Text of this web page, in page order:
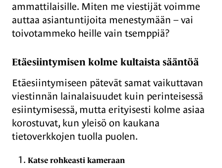
ammattilaisille. Miten me viestijät voimme
auttaa asiantuntijoita menestymään – vai
toivotammeko heille vain tsemppiä?
Etäesiintymisen kolme kultaista sääntöä
Etäesiintymiseen pätevät samat vaikuttavan
viestinnän lainalaisuudet kuin perinteisessä
esiintymisessä, mutta erityisesti kolme asiaa
korostuvat, kun yleisö on kaukana
tietoverkkojen tuolla puolen.
Katse rohkeasti kameraan